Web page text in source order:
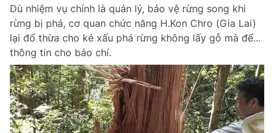
Đặt báo Quảng cáo RSS Tòa soạn Chính sách bảo
Tổng biên tập: Nguyễn Ngọc Toàn
Phó tổng biên tập thường trực: Hải Thành
Phó tổng biên tập: Lâm Hiếu Dũng
Phó tổng biên tập: Trần Việt Hưng
Tổng thư ký tòa soạn: Đức Trung
Giấy phép xuất bản số 110/GP - BTTTT cấp ngày 24.3.2020
Dù nhiệm vụ chính là quản lý, bảo vệ rừng song khi
rừng bị phá, cơ quan chức năng H.Kon Chro (Gia Lai)
lại đổ thừa cho kẻ xấu phá rừng không lấy gỗ mà để...
thông tin cho báo chí.